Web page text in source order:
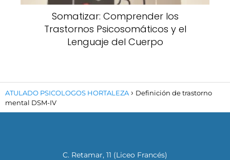
Somatizar: Comprender los
Trastornos Psicosomáticos y el
Lenguaje del Cuerpo
ATULADO PSICOLOGOS HORTALEZA
Definición de trastorno
mental DSM-IV
C. Retamar, 11 (Liceo Francés)